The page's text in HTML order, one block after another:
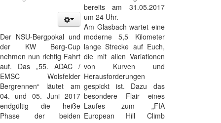
Der NSU-Bergpokal und
der KW Berg-Cup
nehmen nun richtig Fahrt
auf. Das „55. ADAC /
EMSC Wolsfelder
Bergrennen“ läutet am
04. und 05. Juni 2017
endgültig die heiße
Phase der beiden
bereits am 31.05.2017
um 24 Uhr.
Am Glasbach wartet eine
moderne 5,5 Kilometer
lange Strecke auf Euch,
die mit allen Variationen
von Kurven und
Herausforderungen
gespickt ist. Dazu das
besondere Flair eines
Laufes zum „FIA
European Hill Climb